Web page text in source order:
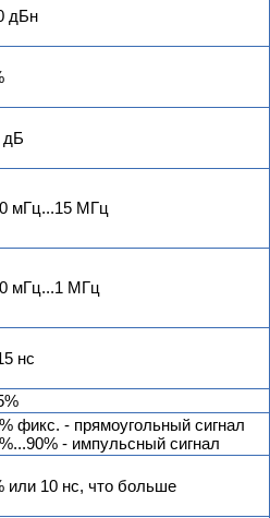
дБн
дБ
мГц...15 МГц
мГц...1 МГц
нс
фикс. - прямоугольный сигнал
- импульсный сигнал
или 10 нс, что больше